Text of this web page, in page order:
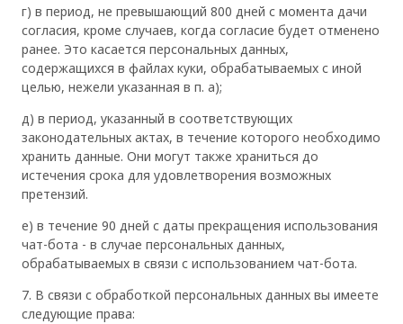
г) в период, не превышающий 800 дней с момента дачи
согласия, кроме случаев, когда согласие будет отменено
ранее. Это касается персональных данных,
содержащихся в файлах куки, обрабатываемых с иной
целью, нежели указанная в п. a);
д) в период, указанный в соответствующих
законодательных актах, в течение которого необходимо
хранить данные. Они могут также храниться до
истечения срока для удовлетворения возможных
претензий.
е) в течение 90 дней с даты прекращения использования
чат-бота - в случае персональных данных,
обрабатываемых в связи с использованием чат-бота.
7. В связи с обработкой персональных данных вы имеете
следующие права: